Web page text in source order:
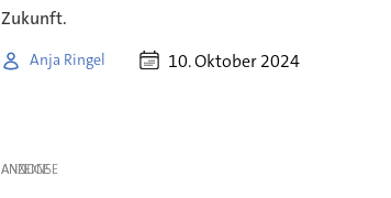
Zukunft.
Anja Ringel 10. Oktober 2024
ANZEIGE